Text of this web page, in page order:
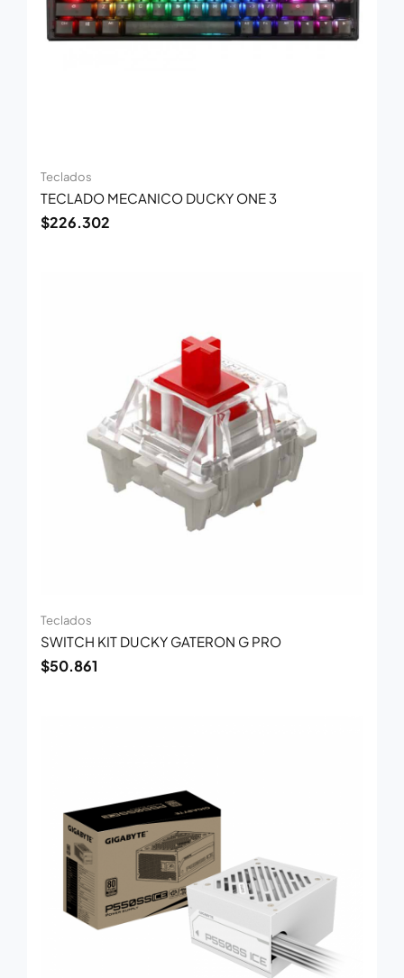
Teclados
TECLADO MECANICO DUCKY ONE 3
$226.302
Teclados
SWITCH KIT DUCKY GATERON G PRO
$50.861